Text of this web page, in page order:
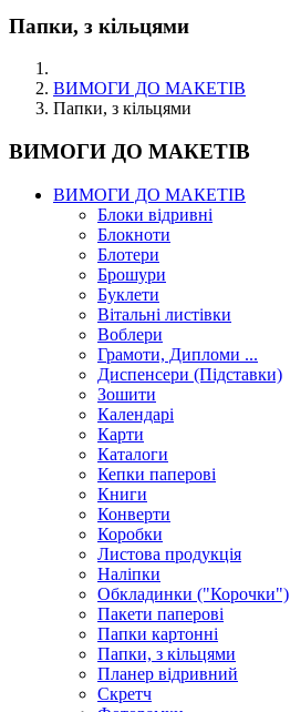
Папки, з кільцями
ВИМОГИ ДО МАКЕТІВ
Папки, з кільцями
ВИМОГИ ДО МАКЕТІВ
ВИМОГИ ДО МАКЕТІВ
Блоки відривні
Блокноти
Блотери
Брошури
Буклети
Вітальні листівки
Воблери
Грамоти, Дипломи ...
Диспенсери (Підставки)
Зошити
Календарі
Карти
Каталоги
Кепки паперові
Книги
Конверти
Коробки
Листова продукція
Наліпки
Обкладинки ("Корочки")
Пакети паперові
Папки картонні
Папки, з кільцями
Планер відривний
Скретч